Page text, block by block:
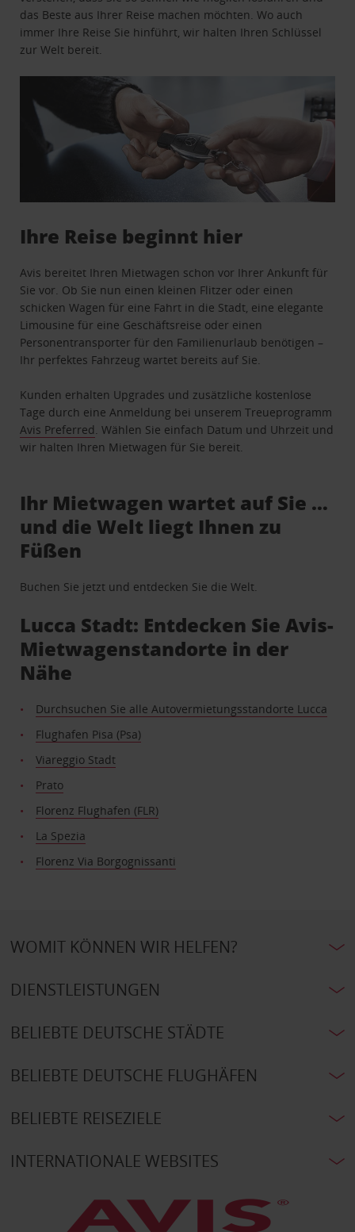
das Beste aus Ihrer Reise machen möchten. Wo auch
immer Ihre Reise Sie hinführt, wir halten Ihren Schlüssel
zur Welt bereit.
Ihre Reise beginnt hier
Avis bereitet Ihren Mietwagen schon vor Ihrer Ankunft für
Sie vor. Ob Sie nun einen kleinen Flitzer oder einen
schicken Wagen für eine Fahrt in die Stadt, eine elegante
Limousine für eine Geschäftsreise oder einen
Personentransporter für den Familienurlaub benötigen –
Ihr perfektes Fahrzeug wartet bereits auf Sie.
Kunden erhalten Upgrades und zusätzliche kostenlose
Tage durch eine Anmeldung bei unserem Treueprogramm
Avis Preferred . Wählen Sie einfach Datum und Uhrzeit und
wir halten Ihren Mietwagen für Sie bereit.
Ihr Mietwagen wartet auf Sie …
und die Welt liegt Ihnen zu
Füßen
Buchen Sie jetzt und entdecken Sie die Welt.
Lucca Stadt: Entdecken Sie Avis-
Mietwagenstandorte in der
Nähe
Durchsuchen Sie alle Autovermietungsstandorte Lucca
Flughafen Pisa (Psa)
Viareggio Stadt
Prato
Florenz Flughafen (FLR)
La Spezia
Florenz Via Borgognissanti
WOMIT KÖNNEN WIR HELFEN?
DIENSTLEISTUNGEN
BELIEBTE DEUTSCHE STÄDTE
BELIEBTE DEUTSCHE FLUGHÄFEN
BELIEBTE REISEZIELE
INTERNATIONALE WEBSITES